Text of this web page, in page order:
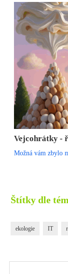
Vejcohrátky -
Možná vám zbylo
Štítky dle
ekologie IT